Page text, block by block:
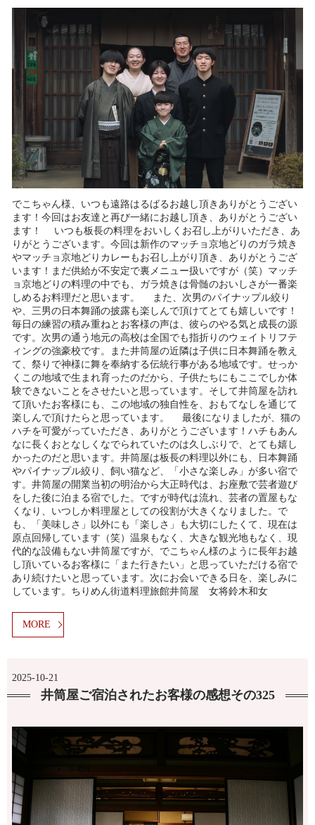
でこちゃん様、いつも遠路はるばるお越し頂きありがとうござい
ます！今回はお友達と再び一緒にお越し頂き、ありがとうござい
ます！ いつも板長の料理をおいしくお召し上がりいただき、あ
りがとうございます。今回は新作のマッチョ京地どりのガラ焼き
やマッチョ京地どりカレーもお召し上がり頂き、ありがとうござ
います！まだ供給が不安定で裏メニュー扱いですが（笑）マッチ
ョ京地どりの料理の中でも、ガラ焼きは骨髄のおいしさが一番楽
しめるお料理だと思います。 また、次男のパイナップル絞り
や、三男の日本舞踊の披露も楽しんで頂けてとても嬉しいです！
毎日の練習の積み重ねとお客様の声は、彼らのやる気と成長の源
です。次男の通う地元の高校は全国でも指折りのウェイトリフテ
ィングの強豪校です。また井筒屋の近隣は子供に日本舞踊を教え
て、祭りで神様に舞を奉納する伝統行事がある地域です。せっか
くこの地域で生まれ育ったのだから、子供たちにもここでしか体
験できないことをさせたいと思っています。そして井筒屋を訪れ
て頂いたお客様にも、この地域の独自性を、おもてなしを通じて
楽しんで頂けたらと思っています。 最後になりましたが、猫の
ハチを可愛がっていただき、ありがとうございます！ハチもあん
なに長くおとなしくなでられていたのは久しぶりで、とても嬉し
かったのだと思います。井筒屋は板長の料理以外にも、日本舞踊
やパイナップル絞り、飼い猫など、「小さな楽しみ」が多い宿で
す。井筒屋の開業当初の明治から大正時代は、お座敷で芸者遊び
をした後に泊まる宿でした。ですが時代は流れ、芸者の置屋もな
くなり、いつしか料理屋としての役割が大きくなりました。で
も、「美味しさ」以外にも「楽しさ」も大切にしたくて、現在は
原点回帰しています（笑）温泉もなく、大きな観光地もなく、現
代的な設備もない井筒屋ですが、でこちゃん様のように長年お越
し頂いているお客様に「また行きたい」と思っていただける宿で
あり続けたいと思っています。次にお会いできる日を、楽しみに
しています。ちりめん街道料理旅館井筒屋 女将鈴木和女
MORE
2025-10-21
井筒屋ご宿泊されたお客様の感想その325